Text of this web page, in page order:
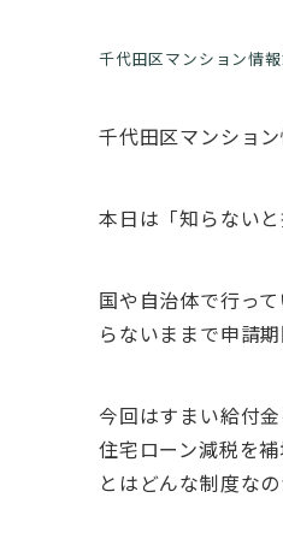
千代田区マンション情
千代田区マンショ
本日は「知らない
国や自治体で行っ
らないままで申請
今回はすまい給付金
住宅ローン減税を
とはどんな制度な